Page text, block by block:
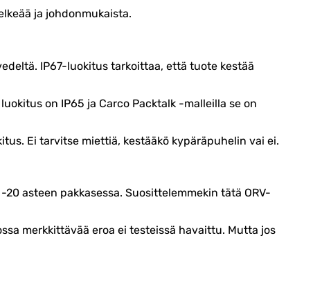
ja johdonmukaista.
IP67-luokitus tarkoittaa, että tuote kestää
on IP65 ja Carco Packtalk -malleilla se on
Ei tarvitse miettiä, kestääkö kypäräpuhelin vai ei.
asteen pakkasessa. Suosittelemmekin tätä ORV-
merkkittävää eroa ei testeissä havaittu. Mutta jos